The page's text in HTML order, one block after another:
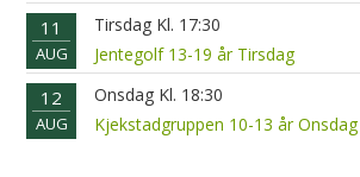
11
AUG
Tirsdag Kl. 17:30
Jentegolf 13-19 år Tirsdag
12
AUG
Onsdag Kl. 18:30
Kjekstadgruppen 10-13 år Onsdag